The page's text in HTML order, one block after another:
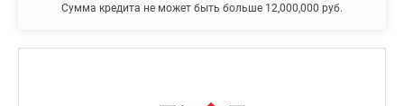
Сумма кредита не может быть больше 12,000,000 руб.